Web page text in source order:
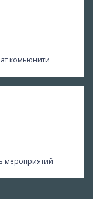
комьюнити
мероприятий